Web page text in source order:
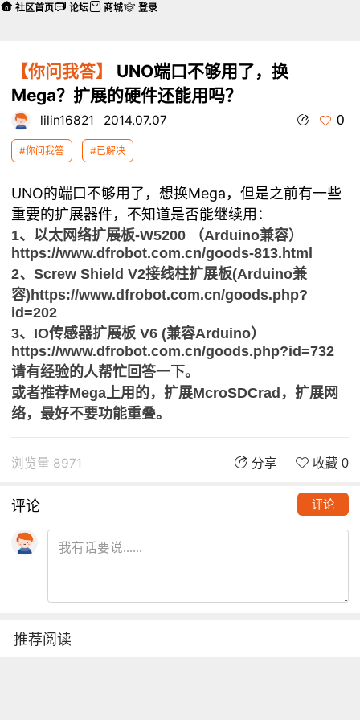
【你问我答】
UNO端口不够用了，换
Mega？扩展的硬件还能用吗？
lilin16821 2014.07.07 0
#你问我答 #已解决
UNO的端口不够用了，想换Mega，但是之前有一些
重要的扩展器件，不知道是否能继续用：
1、以太网络扩展板-W5200 （Arduino兼容）
https://www.dfrobot.com.cn/goods-813.html
2、Screw Shield V2接线柱扩展板(Arduino兼
容) https://www.dfrobot.com.cn/goods.php?
id=202
3、IO传感器扩展板 V6 (兼容Arduino）
https://www.dfrobot.com.cn/goods.php?id=732
请有经验的人帮忙回答一下。
或者推荐Mega上用的，扩展McroSDCrad，扩展网
络，最好不要功能重叠。
浏览量 8971 分享 收藏 0
评论 评论
推荐阅读
社区首页 论坛 商城 登录